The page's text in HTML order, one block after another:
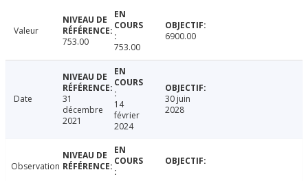
Valeur
753.00
753.00
6900.00
Date
31
décembre
2021
14
février
2024
30 juin
2028
Observation